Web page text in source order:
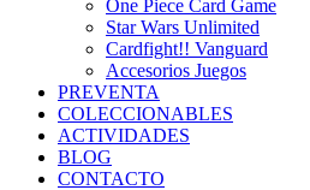
One Piece Card Game
Star Wars Unlimited
Cardfight!! Vanguard
Accesorios Juegos
PREVENTA
COLECCIONABLES
ACTIVIDADES
BLOG
CONTACTO